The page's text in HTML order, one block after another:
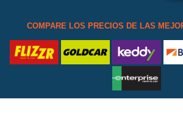
COMPARE LOS PRECIOS DE LAS